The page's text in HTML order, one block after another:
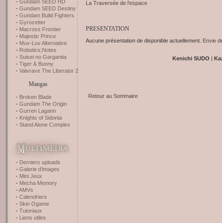
Gundam SEED HD
Gundam SEED Destiny
Gundam Build Fighters
Gyrozetter
Macross Frontier
Majestic Prince
Muv-Luv Alternative
Robotics;Notes
Suisei no Gargantia
Tiger & Bunny
Valvrave The Liberator 2
Mangas
Broken Blade
Gundam The Origin
Gurren Lagann
Knights of Sidonia
Stand Alone Complex
Derniers uploads
Galerie d'images
Mini Jeux
Mecha Memory
AMVs
Calendriers
Skin Ogame
Tutoriaux
Liens utiles
La Traversée de l'espace
PRESENTATION
Aucune présentation de disponible actuellement. Envie
Kenichi SUDO |
Retour au Sommaire